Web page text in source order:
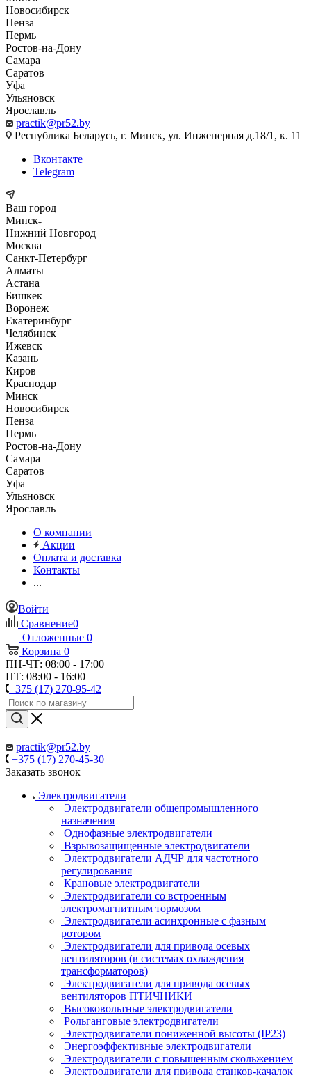
Новосибирск
Пенза
Пермь
Ростов-на-Дону
Самара
Саратов
Уфа
Ульяновск
Ярославль
practik@pr52.by
Республика Беларусь, г. Минск, ул. Инженерная д.18/1, к. 11
Вконтакте
Telegram
Ваш город
Минск
Нижний Новгород
Москва
Санкт-Петербург
Алматы
Астана
Бишкек
Воронеж
Екатеринбург
Челябинск
Ижевск
Казань
Киров
Краснодар
Минск
Новосибирск
Пенза
Пермь
Ростов-на-Дону
Самара
Саратов
Уфа
Ульяновск
Ярославль
О компании
Акции
Оплата и доставка
Контакты
...
Войти
Сравнение0
Отложенные 0
Корзина 0
ПН-ЧТ: 08:00 - 17:00
ПТ: 08:00 - 16:00
+375 (17) 270-95-42
practik@pr52.by
+375 (17) 270-45-30
Заказать звонок
Электродвигатели
Электродвигатели общепромышленного
назначения
Однофазные электродвигатели
Взрывозащищенные электродвигатели
Электродвигатели АДЧР для частотного
регулирования
Крановые электродвигатели
Электродвигатели со встроенным
электромагнитным тормозом
Электродвигатели асинхронные с фазным
ротором
Электродвигатели для привода осевых
вентиляторов (в системах охлаждения
трансформаторов)
Электродвигатели для привода осевых
вентиляторов ПТИЧНИКИ
Высоковольтные электродвигатели
Рольганговые электродвигатели
Электродвигатели пониженной высоты (IP23)
Энергоэффективные электродвигатели
Электродвигатели с повышенным скольжением
Электродвигатели для привода станков-качалок